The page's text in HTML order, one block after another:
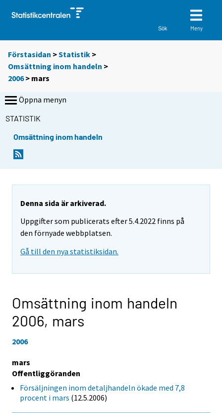
Sök Meny
Förstasidan >Statistik >
Omsättning inom handeln >
2006> mars
Öppna menyn
STATISTIK
Omsättning inom handeln
Denna sida är arkiverad.
Uppgifter som publicerats efter 5.4.2022 finns på
den förnyade webbplatsen.
Gå till den nya statistiksidan.
Omsättning inom handeln
2006, mars
2006
mars
Offentliggöranden
Försäljningen inom detaljhandeln ökade med 7,8
procent i mars (12.5.2006)